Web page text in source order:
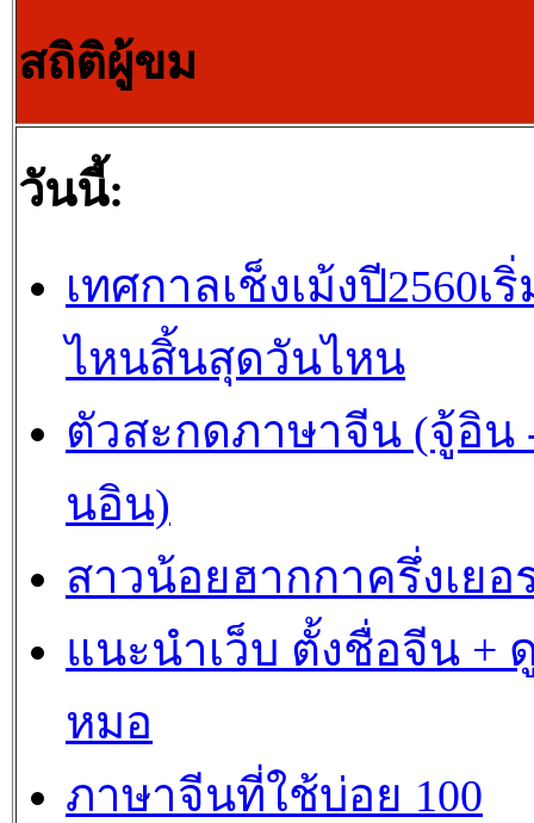
สถิติผู้ขม
วันนี้:
เทศกาลเช็งเม้งปี2560เ
ไหนสิ้นสุดวันไหน
ตัวสะกดภาษาจีน (จู้อิน
นอิน)
สาวน้อยฮากกาครึ่งเยอ
แนะนำเว็บ ตั้งชื่อจีน +
หมอ
ภาษาจีนที่ใช้บ่อย 100